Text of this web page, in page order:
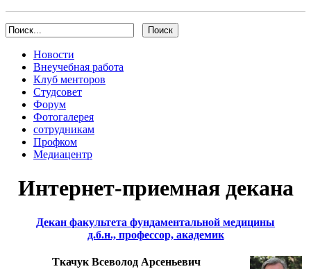
Новости
Внеучебная работа
Клуб менторов
Студсовет
Форум
Фотогалерея
сотрудникам
Профком
Медиацентр
Интернет-приемная декана
Декан факультета фундаментальной медицины
д.б.н., профессор, академик
Ткачук Всеволод Арсеньевич